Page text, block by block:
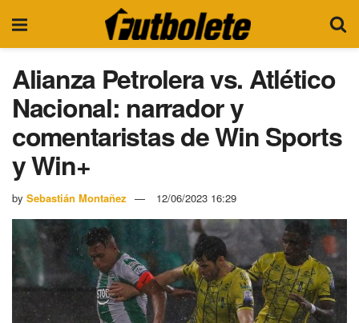
Alianza Petrolera vs. Atlético
Nacional: narrador y
comentaristas de Win Sports
y Win+
by Sebastián Montañez 12/06/2023 16:29